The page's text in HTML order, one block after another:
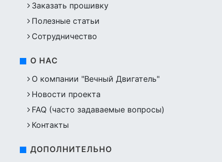
Заказать прошивку
Полезные статьи
Сотрудничество
О НАС
О компании "Вечный Двигатель"
Новости проекта
FAQ (часто задаваемые вопросы)
Контакты
ДОПОЛНИТЕЛЬНО